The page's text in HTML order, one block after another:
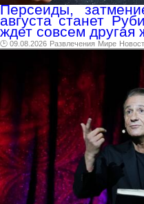
Персеиды,
августа станет
ждет совсем другая
🕑 09.08.2026 Развлечения Мире